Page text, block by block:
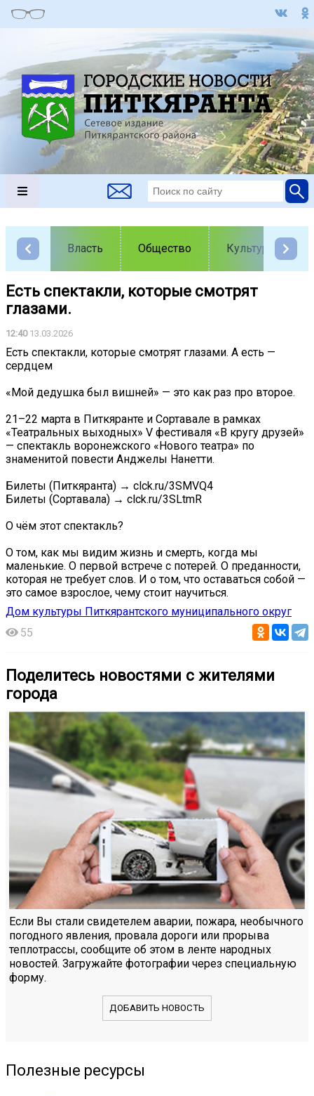
Власть Общество Культура
Есть спектакли, которые смотрят
глазами.
12:4013.03.2026
Есть спектакли, которые смотрят глазами. А есть —
сердцем
«Мой дедушка был вишней» — это как раз про второе.
21–22 марта в Питкяранте и Сортавале в рамках
«Театральных выходных» V фестиваля «В кругу друзей»
— спектакль воронежского «Нового театра» по
знаменитой повести Анджелы Нанетти.
Билеты (Питкяранта) → clck.ru/3SMVQ4
Билеты (Сортавала) → clck.ru/3SLtmR
О чём этот спектакль?
О том, как мы видим жизнь и смерть, когда мы
маленькие. О первой встрече с потерей. О преданности,
которая не требует слов. И о том, что оставаться собой —
это самое взрослое, чему стоит научиться.
Дом культуры Питкярантского муниципального округ
55
Поделитесь новостями с жителями
города
Если Вы стали свидетелем аварии, пожара, необычного
погодного явления, провала дороги или прорыва
теплотрассы, сообщите об этом в ленте народных
новостей. Загружайте фотографии через специальную
форму.
ДОБАВИТЬ НОВОСТЬ
Полезные ресурсы